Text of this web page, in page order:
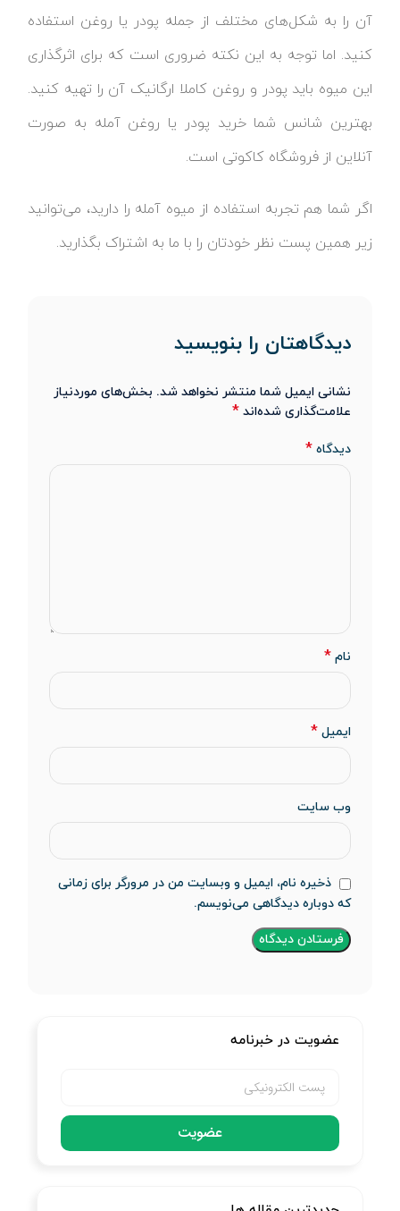
آن را به شکل‌های مختلف از جمله پودر یا روغن استفاده
کنید. اما توجه به این نکته ضروری است که برای اثرگذاری
این میوه باید پودر و روغن کاملا ارگانیک آن را تهیه کنید.
بهترین شانس شما خرید پودر یا روغن آمله به صورت
آنلاین از فروشگاه کاکوتی است.
اگر شما هم تجربه استفاده از میوه آمله را دارید، می‌توانید
زیر همین پست نظر خودتان را با ما به اشتراک بگذارید.
دیدگاهتان را بنویسید
نشانی ایمیل شما منتشر نخواهد شد. بخش‌های موردنیاز
علامت‌گذاری شده‌اند *
دیدگاه *
نام *
ایمیل *
وب‌ سایت
ذخیره نام، ایمیل و وبسایت من در مرورگر برای زمانی
که دوباره دیدگاهی می‌نویسم.
عضویت در خبرنامه
عضویت